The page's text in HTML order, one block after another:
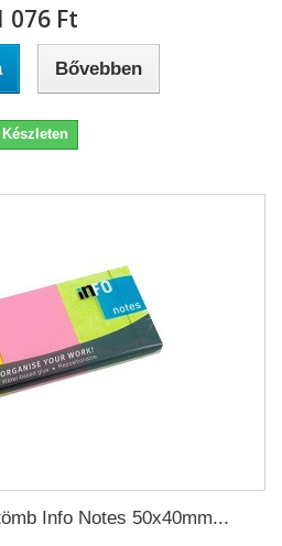
076 Ft‎
Bővebben
Készleten
Info Notes 50x40mm...